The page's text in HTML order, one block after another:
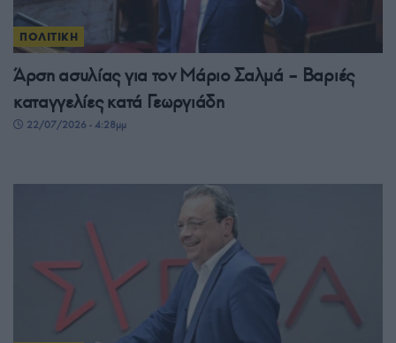
ΠΟΛΙΤΙΚΗ
Άρση ασυλίας για τον Μάριο Σαλμά – Βαριές
καταγγελίες κατά Γεωργιάδη
22/07/2026 - 4:28μμ